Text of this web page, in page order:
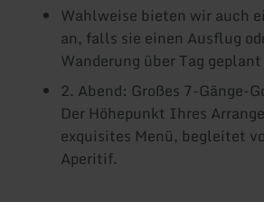
Wahlweise bieten wir auch
an, falls sie einen Ausflug
Wanderung über Tag
2. Abend: Großes 7-Gänge-
Der Höhepunkt Ihres
exquisites Menü, begleitet
Aperitif.